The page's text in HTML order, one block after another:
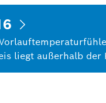
liegt außerhalb der